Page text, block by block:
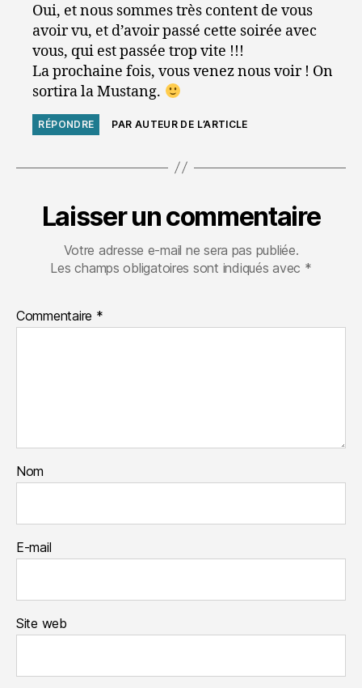
Oui, et nous sommes très content de vous
avoir vu, et d’avoir passé cette soirée avec
vous, qui est passée trop vite !!!
La prochaine fois, vous venez nous voir ! On
sortira la Mustang.
RÉPONDRE PAR AUTEUR DE L’ARTICLE
Laisser un commentaire
Votre adresse e-mail ne sera pas publiée.
Les champs obligatoires sont indiqués avec *
Commentaire *
Nom
E-mail
Site web